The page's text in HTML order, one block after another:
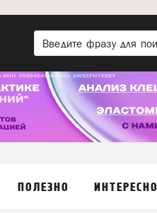
ПОЛЕЗНО ИНТЕРЕСНО